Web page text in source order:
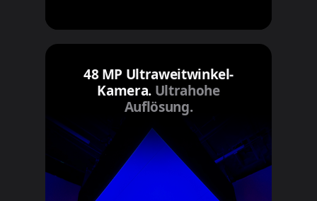
48 MP Ultraweitwinkel-
Kamera. Ultrahohe
Auflösung.